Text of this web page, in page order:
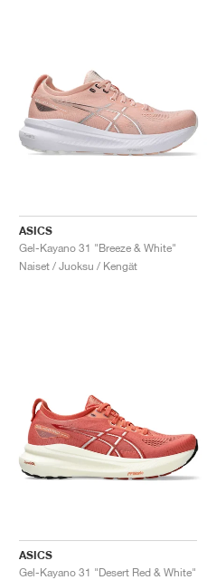
ASICS
Gel-Kayano 31 "Breeze & White"
Naiset / Juoksu / Kengät
ASICS
Gel-Kayano 31 "Desert Red & White"